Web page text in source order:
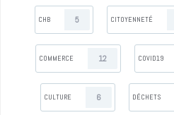
CHB 5 CITOYENNETÉ
COMMERCE 12 COVID19
CULTURE 6 DÉCHETS